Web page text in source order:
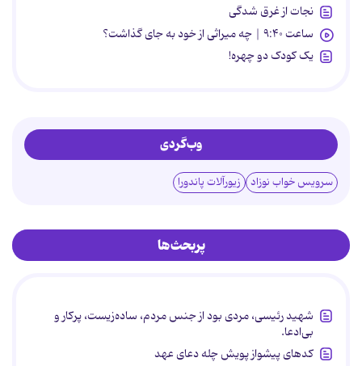
نجات از غرق شدگی
ساعت ۹:۴۰ | چه میراثی از خود به جای گذاشت؟
یک کودک دو چهره!
وب‌گردی
سرویس خواب نوزاد زیورآلات پاندورا
پربحث‌ها
شهید رئیسی، مردی بود از جنس مردم، ساده‌زیست، پرکار و
بی‌ادعا.
کدهای پیشواز پویش چله دعای عهد